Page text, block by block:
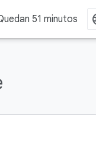
51 minutos